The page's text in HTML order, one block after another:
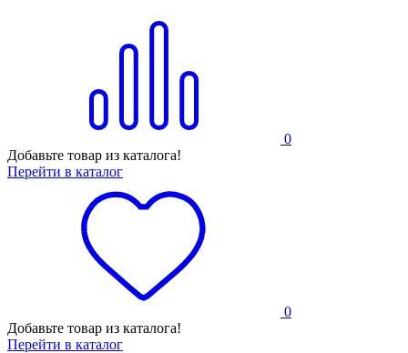
0
Добавьте товар из каталога!
Перейти в каталог
0
Добавьте товар из каталога!
Перейти в каталог